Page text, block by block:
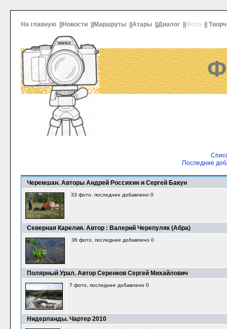
На главную Новости Маршруты Атары Диалог Фото
Последние
Черемшан. Авторы Андрей Россихин и Сергей Бакун
33 фото, последнее добавлено 0
Северная Карелия. Автор : Валерий Черепуляк (Абра)
36 фото, последнее добавлено 0
Полярный Урал. Автор Серенков Сергей Михайлович
7 фото, последнее добавлено 0
Нидерланды. Чартер 2010